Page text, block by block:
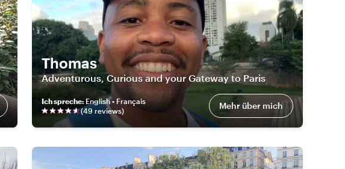
Thomas
Adventurous, Curious and your Gateway to Paris
Ich spreche: English • Français
(49 reviews) Mehr über mich